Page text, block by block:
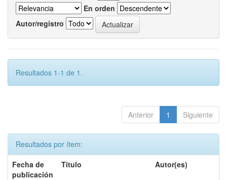
En orden
Autor/registro
Resultados 1-1 de 1.
Anterior 1 Siguiente
Resultados por ítem:
Fecha de
publicación
Título Autor(es)